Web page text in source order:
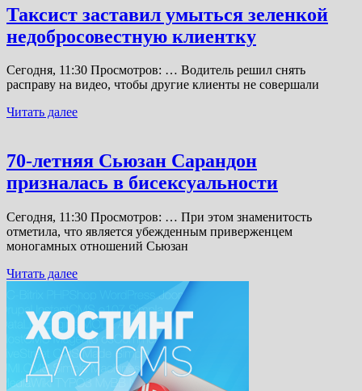
Таксист заставил умыться зеленкой
недобросовестную клиентку
Сегодня, 11:30 Просмотров: … Водитель решил снять
расправу на видео, чтобы другие клиенты не совершали
Читать далее
70-летняя Сьюзан Сарандон
призналась в бисексуальности
Сегодня, 11:30 Просмотров: … При этом знаменитость
отметила, что является убежденным приверженцем
моногамных отношений Сьюзан
Читать далее